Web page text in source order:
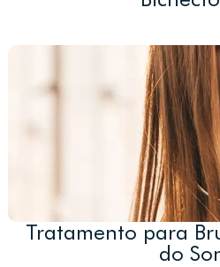
Tratamento para
do